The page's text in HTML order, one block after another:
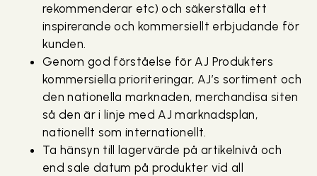
rekommenderar etc) och säkerställa ett
inspirerande och kommersiellt erbjudande för
kunden.
Genom god förståelse för AJ Produkters
kommersiella prioriteringar, AJ’s sortiment och
den nationella marknaden, merchandisa siten
så den är i linje med AJ marknadsplan,
nationellt som internationellt.
Ta hänsyn till lagervärde på artikelnivå och
end sale datum på produkter vid all